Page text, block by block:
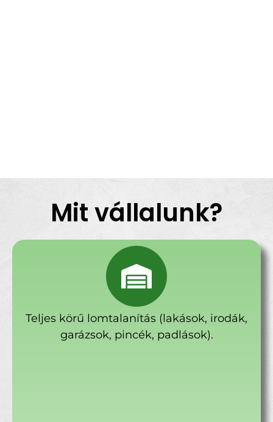
Mit vállalunk?
Teljes körű lomtalanítás (lakások, irodák,
garázsok, pincék, padlások).